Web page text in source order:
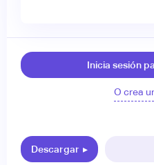
Inicia sesión
O crea
Descargar ▸